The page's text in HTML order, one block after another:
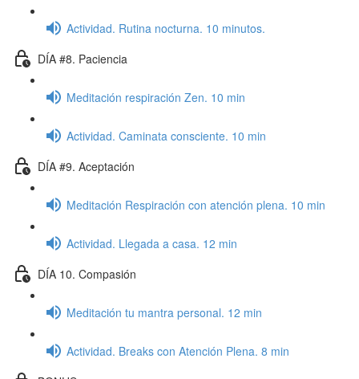
Actividad. Rutina nocturna. 10 minutos.
DÍA #8. Paciencia
Meditación respiración Zen. 10 min
Actividad. Caminata consciente. 10 min
DÍA #9. Aceptación
Meditación Respiración con atención plena. 10 min
Actividad. Llegada a casa. 12 min
DÍA 10. Compasión
Meditación tu mantra personal. 12 min
Actividad. Breaks con Atención Plena. 8 min